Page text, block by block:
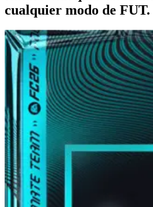
cualquier modo de FUT.